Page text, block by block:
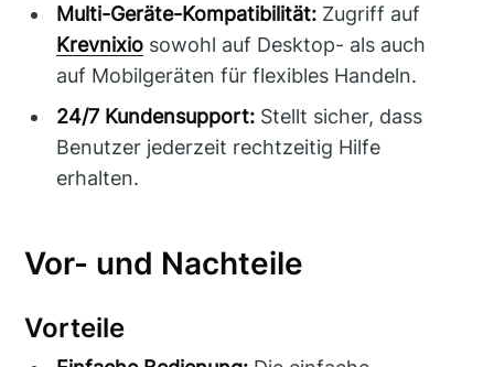
Multi-Geräte-Kompatibilität: Zugriff auf
Krevnixio sowohl auf Desktop- als auch
auf Mobilgeräten für flexibles Handeln.
24/7 Kundensupport: Stellt sicher, dass
Benutzer jederzeit rechtzeitig Hilfe
erhalten.
Vor- und Nachteile
Vorteile